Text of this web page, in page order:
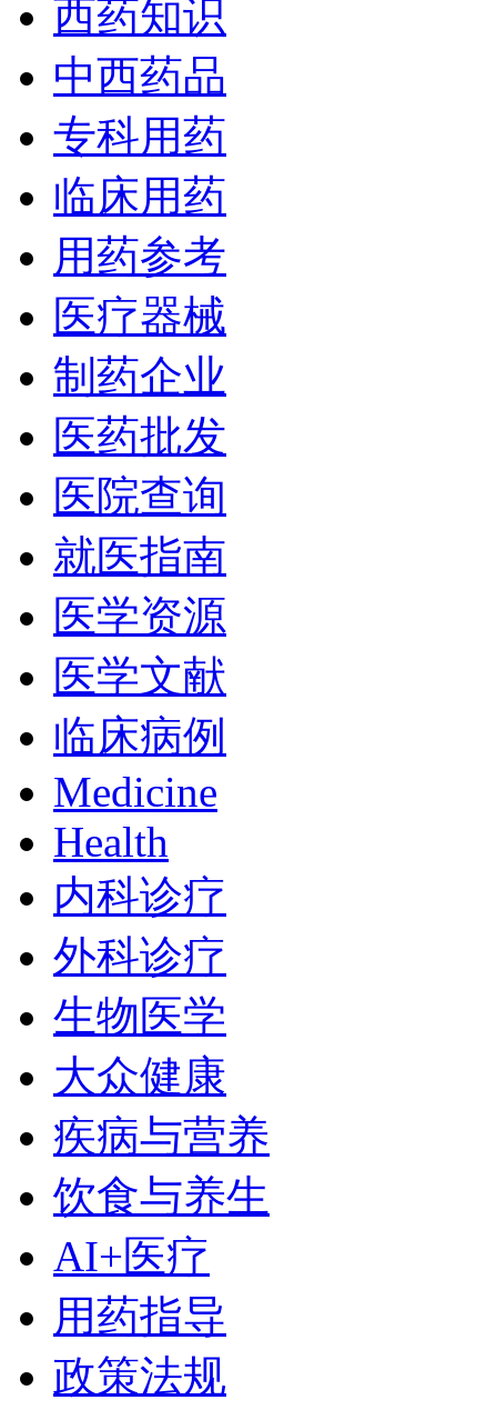
西药知识
中西药品
专科用药
临床用药
用药参考
医疗器械
制药企业
医药批发
医院查询
就医指南
医学资源
医学文献
临床病例
Medicine
Health
内科诊疗
外科诊疗
生物医学
大众健康
疾病与营养
饮食与养生
AI+医疗
用药指导
政策法规